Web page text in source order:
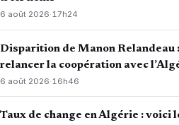
6 août 2026·17h24
Disparition de Manon Relandeau
relancer la coopération avec
6 août 2026· 16h46
Taux de change en Algérie : voici